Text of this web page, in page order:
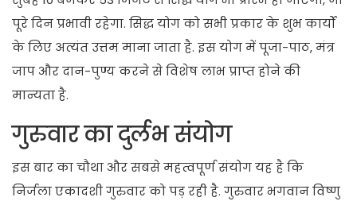
पूरे दिन प्रभावी रहेगा. सिद्ध योग को सभी प्रकार के शुभ कार्यों
के लिए अत्यंत उत्तम माना जाता है. इस योग में पूजा-पाठ, मंत्र
जाप और दान-पुण्य करने से विशेष लाभ प्राप्त होने की
मान्यता है.
गुरुवार का दुर्लभ संयोग
इस बार का चौथा और सबसे महत्वपूर्ण संयोग यह है कि
निर्जला एकादशी गुरुवार को पड़ रही है. गुरुवार भगवान विष्णु